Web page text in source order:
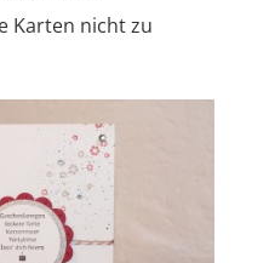
Karten nicht zu